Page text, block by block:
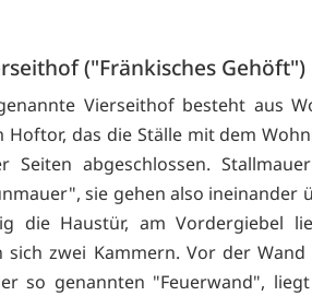
("Fränkisches Gehöft")
Vierseithof besteht aus
Hoftor, das die Ställe mit dem
Seiten abgeschlossen.
sie gehen also ineinander
die Haustür, am Vordergiebel
sich zwei Kammern. Vor der
so genannten "Feuerwand",